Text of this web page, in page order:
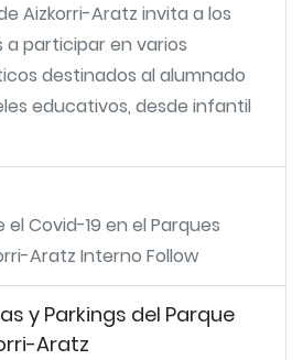
Aizkorri-Aratz invita a los
participar en varios
destinados al alumnado
educativos, desde infantil
Covid-19 en el Parques
Aratz Interno Follow
y Parkings del Parque
Aratz